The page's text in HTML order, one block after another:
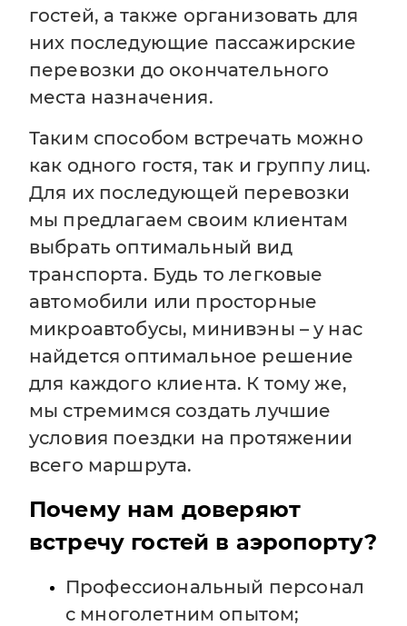
гостей, а также организовать для
них последующие пассажирские
перевозки до окончательного
места назначения.
Таким способом встречать можно
как одного гостя, так и группу лиц.
Для их последующей перевозки
мы предлагаем своим клиентам
выбрать оптимальный вид
транспорта. Будь то легковые
автомобили или просторные
микроавтобусы, минивэны – у нас
найдется оптимальное решение
для каждого клиента. К тому же,
мы стремимся создать лучшие
условия поездки на протяжении
всего маршрута.
Почему нам доверяют
встречу гостей в аэропорту?
Профессиональный персонал
с многолетним опытом;